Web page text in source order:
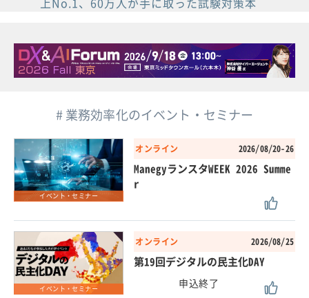
# 業務効率化のイベント・セミナー
イベント・セミナー
オンライン 2026/08/20-26
ManegyランスタWEEK 2026 Summe
r
イベント・セミナー
オンライン 2026/08/25
第19回デジタルの民主化DAY